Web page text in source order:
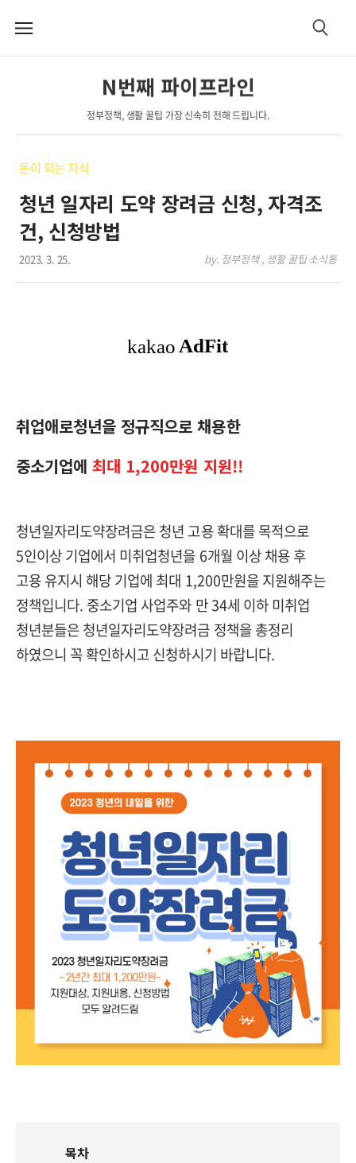
메
검
N번째 파이프라인
정부정책, 생활 꿀팁 가장 신속히 전해 드립니다.
돈이 되는 지식
청년 일자리 도약 장려금 신청, 자격조
건, 신청방법
2023. 3. 25. by. 정부정책 , 생활 꿀팁 소식통
취업애로청년을 정규직으로 채용한
중소기업에최대 1,200만원 지원!!
청년일자리도약장려금은 청년 고용 확대를 목적으로
5인이상 기업에서 미취업청년을 6개월 이상 채용 후
고용 유지시 해당 기업에 최대 1,200만원을 지원해주는
정책입니다. 중소기업 사업주와 만 34세 이하 미취업
청년분들은 청년일자리도약장려금 정책을 총정리
하였으니 꼭 확인하시고 신청하시기 바랍니다.
목차